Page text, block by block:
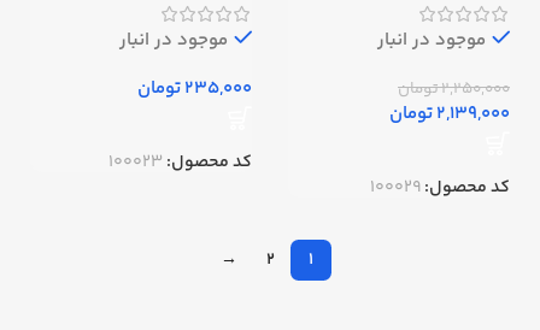
موجود در انبار
2,250,000تومان
2,139,000تومان
کد محصول:100029
موجود در انبار
تومان
کد محصول: 100023
1
2
→